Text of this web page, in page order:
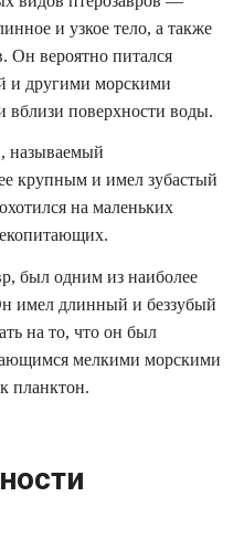
и узкое тело, а также
вероятно питался
и другими морскими
поверхности воды.
называемый
крупным и имел зубастый
на маленьких
был одним из наиболее
имел длинный и беззубый
на то, что он был
мелкими морскими
планктон.